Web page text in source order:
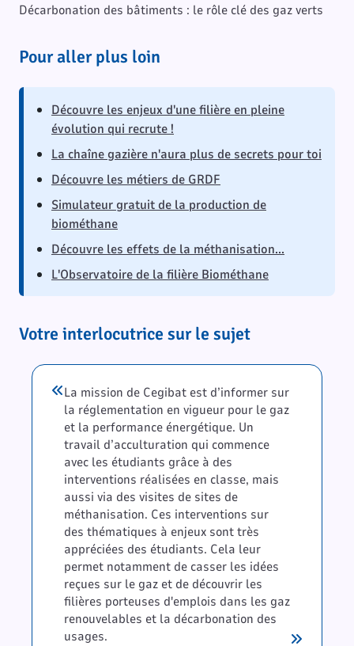
Décarbonation des bâtiments : le rôle clé des gaz verts
Pour aller plus loin
Découvre les enjeux d'une filière en pleine
évolution qui recrute !
La chaîne gazière n'aura plus de secrets pour toi
Découvre les métiers de GRDF
Simulateur gratuit de la production de
biométhane
Découvre les effets de la méthanisation...
L'Observatoire de la filière Biométhane
Votre interlocutrice sur le sujet
La mission de Cegibat est d’informer sur
la réglementation en vigueur pour le gaz
et la performance énergétique. Un
travail d’acculturation qui commence
avec les étudiants grâce à des
interventions réalisées en classe, mais
aussi via des visites de sites de
méthanisation. Ces interventions sur
des thématiques à enjeux sont très
appréciées des étudiants. Cela leur
permet notamment de casser les idées
reçues sur le gaz et de découvrir les
filières porteuses d'emplois dans les gaz
renouvelables et la décarbonation des
usages.